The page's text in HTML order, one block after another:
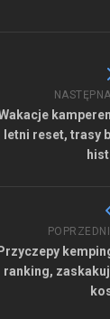
letni reset, trasy
Przyczepy
ranking,